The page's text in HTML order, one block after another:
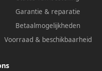
Garantie & reparatie
Betaalmogelijkheden
Voorraad & beschikbaarheid